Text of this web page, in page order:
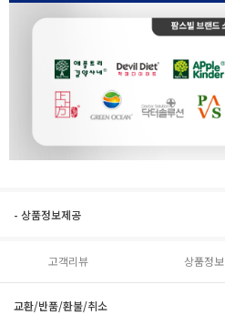
- 상품정보제공
고객리뷰 상품정보
교환/반품/환불/취소